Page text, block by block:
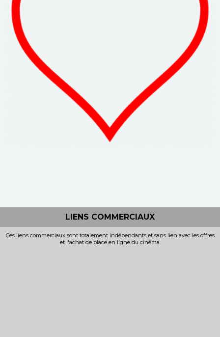
LIENS COMMERCIAUX
Ces liens commerciaux sont totalement indépendants et sans lien avec les offres
et l'achat de place en ligne du cinéma.